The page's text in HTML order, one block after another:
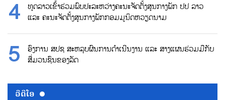
ທູດລາວເຂົ້າຮ່ວມພົບປະລະຫວ່າງຄະນະຈັດຕັ້ງສູນກາງພັກ ປປ ລາວ
ແລະ ຄະນະຈັດຕັ້ງສູນກາງພັກກອມມູນິດຫວຽດນາມ
ອົງການ ສປຊ ສະຫລຸບຜົນການດຳເນີນງານ ແລະ ສາງແຜນຮ່ວມມືກັບ
ສື່ມວນຊົນຂອງລັດ
ວີດີໂອ